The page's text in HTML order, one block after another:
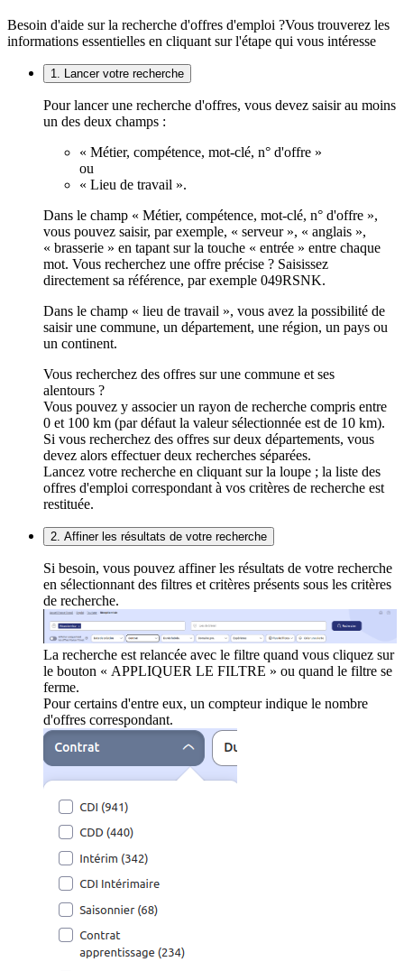
Besoin d'aide sur la recherche d'offres d'emploi ?Vous trouverez les
informations essentielles en cliquant sur l'étape qui vous intéresse
1. Lancer votre recherche
Pour lancer une recherche d'offres, vous devez saisir au moins
un des deux champs :
« Métier, compétence, mot-clé, n° d'offre »
ou
« Lieu de travail ».
Dans le champ « Métier, compétence, mot-clé, n° d'offre »,
vous pouvez saisir, par exemple, « serveur », « anglais »,
« brasserie » en tapant sur la touche « entrée » entre chaque
mot. Vous recherchez une offre précise ? Saisissez
directement sa référence, par exemple 049RSNK.
Dans le champ « lieu de travail », vous avez la possibilité de
saisir une commune, un département, une région, un pays ou
un continent.
Vous recherchez des offres sur une commune et ses
alentours ?
Vous pouvez y associer un rayon de recherche compris entre
0 et 100 km (par défaut la valeur sélectionnée est de 10 km).
Si vous recherchez des offres sur deux départements, vous
devez alors effectuer deux recherches séparées.
Lancez votre recherche en cliquant sur la loupe ; la liste des
offres d'emploi correspondant à vos critères de recherche est
restituée.
2. Affiner les résultats de votre recherche
Si besoin, vous pouvez affiner les résultats de votre recherche
en sélectionnant des filtres et critères présents sous les critères
de recherche.
La recherche est relancée avec le filtre quand vous cliquez sur
le bouton « APPLIQUER LE FILTRE » ou quand le filtre se
ferme.
Pour certains d'entre eux, un compteur indique le nombre
d'offres correspondant.